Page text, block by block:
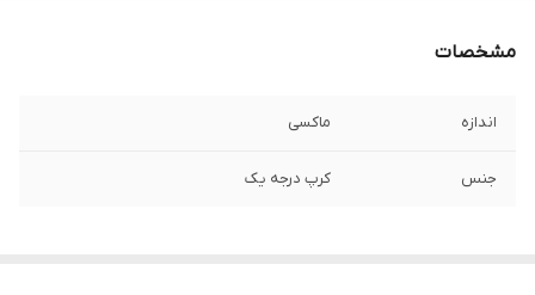
مشخصات
اندازه ماکسی
جنس کرپ درجه یک